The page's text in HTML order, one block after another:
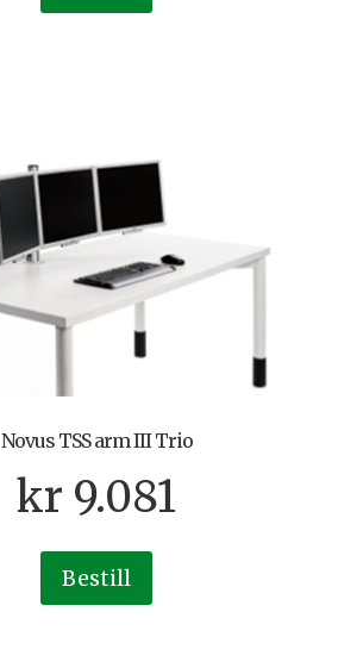
Novus TSS arm III Trio
kr 9.081
Bestill